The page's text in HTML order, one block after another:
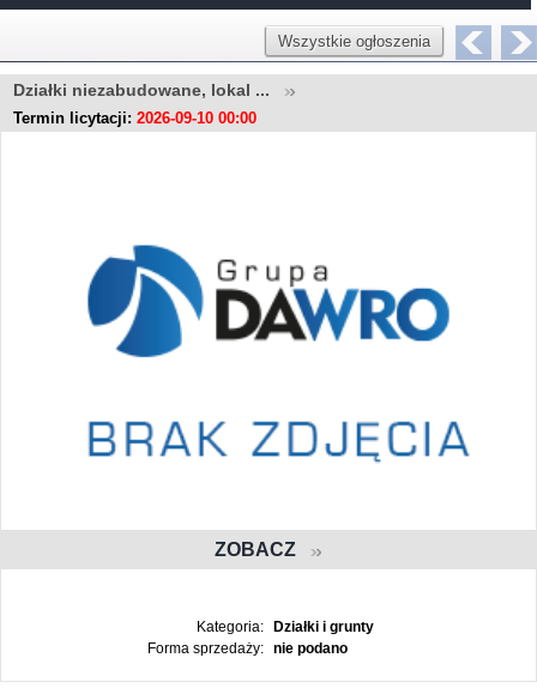
Wszystkie ogłoszenia
Działki niezabudowane, lokal ...
Termin licytacji: 2026-09-10 00:00
ZOBACZ
Kategoria:
Działki i grunty
Forma sprzedaży:
nie podano